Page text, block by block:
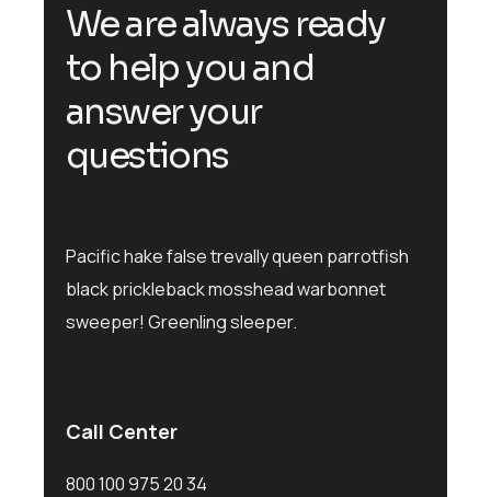
We are always ready
to help you and
answer your
questions
Pacific hake false trevally queen parrotfish
black prickleback mosshead warbonnet
sweeper! Greenling sleeper.
Call Center
800 100 975 20 34